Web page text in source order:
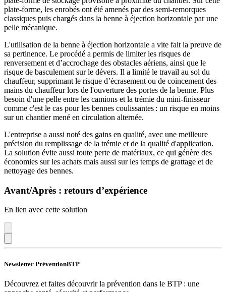
plate-forme, les enrobés ont été amenés par des semi-remorques
classiques puis chargés dans la benne à éjection horizontale par une
pelle mécanique.
L'utilisation de la benne à éjection horizontale a vite fait la preuve de
sa pertinence. Le procédé a permis de limiter les risques de
renversement et d’accrochage des obstacles aériens, ainsi que le
risque de basculement sur le dévers. Il a limité le travail au sol du
chauffeur, supprimant le risque d’écrasement ou de coincement des
mains du chauffeur lors de l'ouverture des portes de la benne. Plus
besoin d'une pelle entre les camions et la trémie du mini-finisseur
comme c'est le cas pour les bennes coulissantes : un risque en moins
sur un chantier mené en circulation alternée.
L'entreprise a aussi noté des gains en qualité, avec une meilleure
précision du remplissage de la trémie et de la qualité d'application.
La solution évite aussi toute perte de matériaux, ce qui génère des
économies sur les achats mais aussi sur les temps de grattage et de
nettoyage des bennes.
Avant/Après : retours d’expérience
En lien avec cette solution
Newsletter PréventionBTP
Découvrez et faites découvrir la prévention dans le BTP : une